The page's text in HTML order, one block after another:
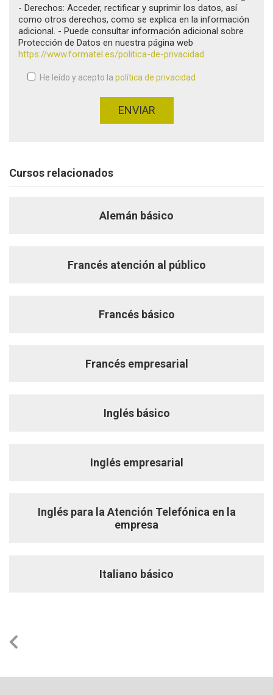
- Derechos: Acceder, rectificar y suprimir los datos, así
como otros derechos, como se explica en la información
adicional. - Puede consultar información adicional sobre
Protección de Datos en nuestra página web
https://www.formatel.es/politica-de-privacidad
He leído y acepto la política de privacidad
Aceptación de condiciones*
ENVIAR
Cursos relacionados
Alemán básico
Francés atención al público
Francés básico
Francés empresarial
Inglés básico
Inglés empresarial
Inglés para la Atención Telefónica en la
empresa
Italiano básico